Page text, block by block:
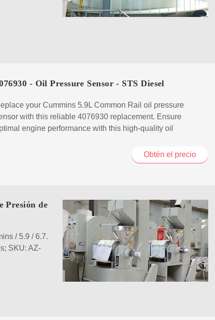
- Oil Pressure Sensor - STS Diesel
your Cummins 5.9L Common Rail oil pressure
with this reliable 4076930 replacement. Ensure
engine performance with this high-quality oil
Obtén el precio
Presión de
/ 5.9 / 6.7.
SKU: AZ-